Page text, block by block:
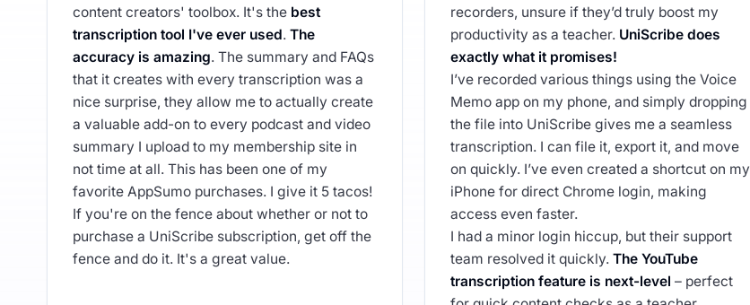
content creators' toolbox. It's the best
transcription tool I've ever used. The
accuracy is amazing. The summary and FAQs
that it creates with every transcription was a
nice surprise, they allow me to actually create
a valuable add-on to every podcast and video
summary I upload to my membership site in
not time at all. This has been one of my
favorite AppSumo purchases. I give it 5 tacos!
If you're on the fence about whether or not to
purchase a UniScribe subscription, get off the
fence and do it. It's a great value.
recorders, unsure if they’d truly boost my
productivity as a teacher. UniScribe does
exactly what it promises!
I’ve recorded various things using the Voice
Memo app on my phone, and simply dropping
the file into UniScribe gives me a seamless
transcription. I can file it, export it, and move
on quickly. I’ve even created a shortcut on my
iPhone for direct Chrome login, making
access even faster.
I had a minor login hiccup, but their support
team resolved it quickly.The YouTube
transcription feature is next-level – perfect